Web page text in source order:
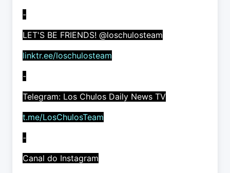
-
LET'S BE FRIENDS! @loschulosteam
linktr.ee/loschulosteam
-
Telegram: Los Chulos Daily News TV
t.me/LosChulosTeam
-
Canal do Instagram